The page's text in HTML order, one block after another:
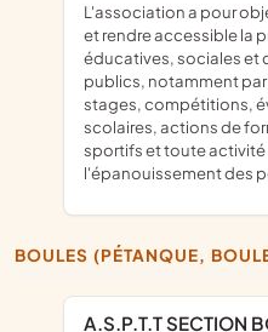
l'association a pour objet de promouvoir, développer
et rendre accessible la
éducatives, sociales et
publics, notamment
stages, compétitions,
scolaires, actions de
sportifs et toute
l'épanouissement des
BOULES (PÉTANQUE,
A.S.P.T.T SECTION BOULISTE DE DRAGUIGNAN